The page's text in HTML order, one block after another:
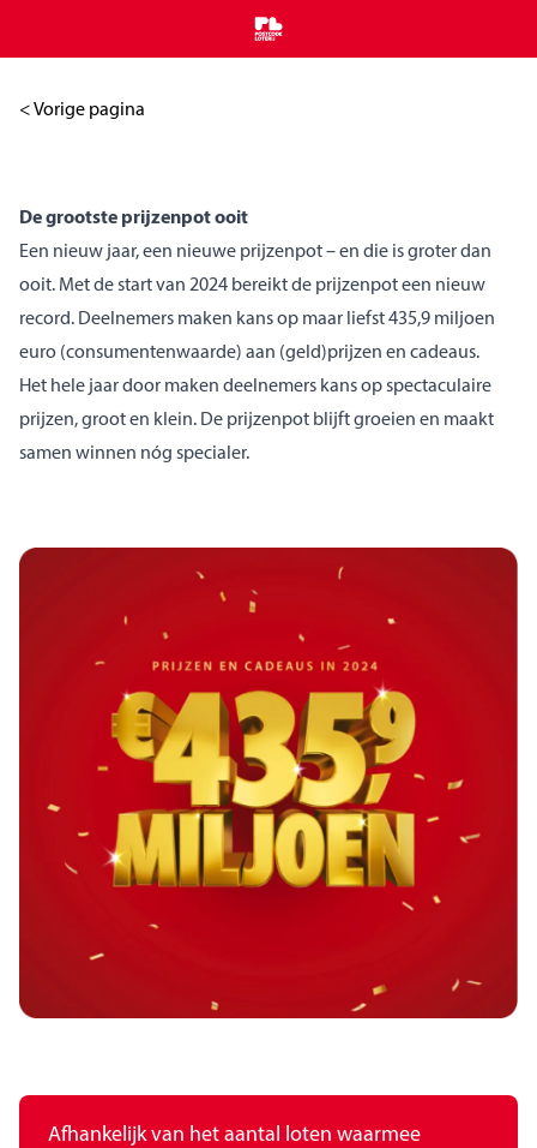
Home
< Vorige pagina
De grootste prijzenpot ooit
Een nieuw jaar, een nieuwe prijzenpot – en die is groter dan
ooit. Met de start van 2024 bereikt de prijzenpot een nieuw
record. Deelnemers maken kans op maar liefst 435,9 miljoen
euro (consumentenwaarde) aan (geld)prijzen en cadeaus.
Het hele jaar door maken deelnemers kans op spectaculaire
prijzen, groot en klein. De prijzenpot blijft groeien en maakt
samen winnen nóg specialer.
Afhankelijk van het aantal loten waarmee